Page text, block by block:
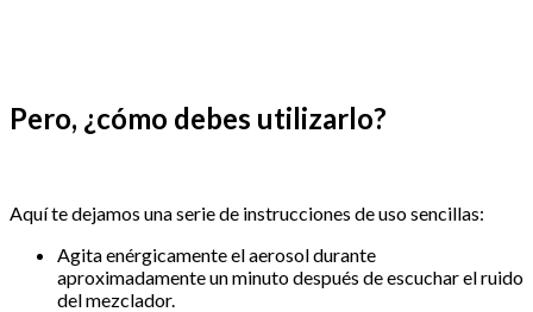
Pero, ¿cómo debes utilizarlo?
Aquí te dejamos una serie de instrucciones de uso sencillas:
Agita enérgicamente el aerosol durante
aproximadamente un minuto después de escuchar el ruido
del mezclador.